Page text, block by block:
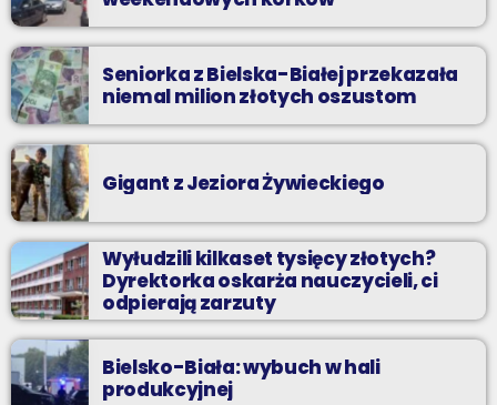
Seniorka z Bielska-Białej przekazała
niemal milion złotych oszustom
Gigant z Jeziora Żywieckiego
Wyłudzili kilkaset tysięcy złotych?
Dyrektorka oskarża nauczycieli, ci
odpierają zarzuty
Bielsko-Biała: wybuch w hali
produkcyjnej